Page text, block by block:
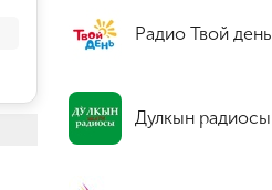
Радио Твой день
Дулкын радиосы